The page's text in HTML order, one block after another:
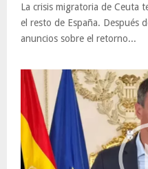
La crisis migratoria de Ceuta
el resto de España. Después
anuncios sobre el retorno...